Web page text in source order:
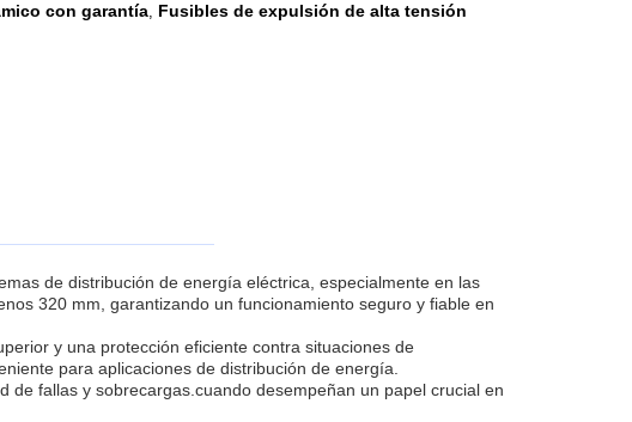
con garantía, Fusibles de expulsión de alta tensión
de distribución de energía eléctrica, especialmente en las
320 mm, garantizando un funcionamiento seguro y fiable en
y una protección eficiente contra situaciones de
para aplicaciones de distribución de energía.
fallas y sobrecargas.cuando desempeñan un papel crucial en